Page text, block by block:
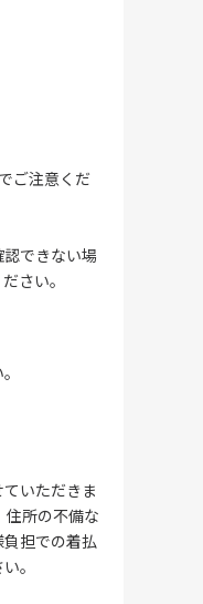
ご注意くだ
できない場
さい。
いただきま
住所の不備な
担での着払
。